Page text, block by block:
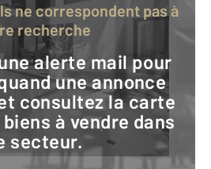
recherche
une annonce
consultez la carte
à vendre dans
secteur.